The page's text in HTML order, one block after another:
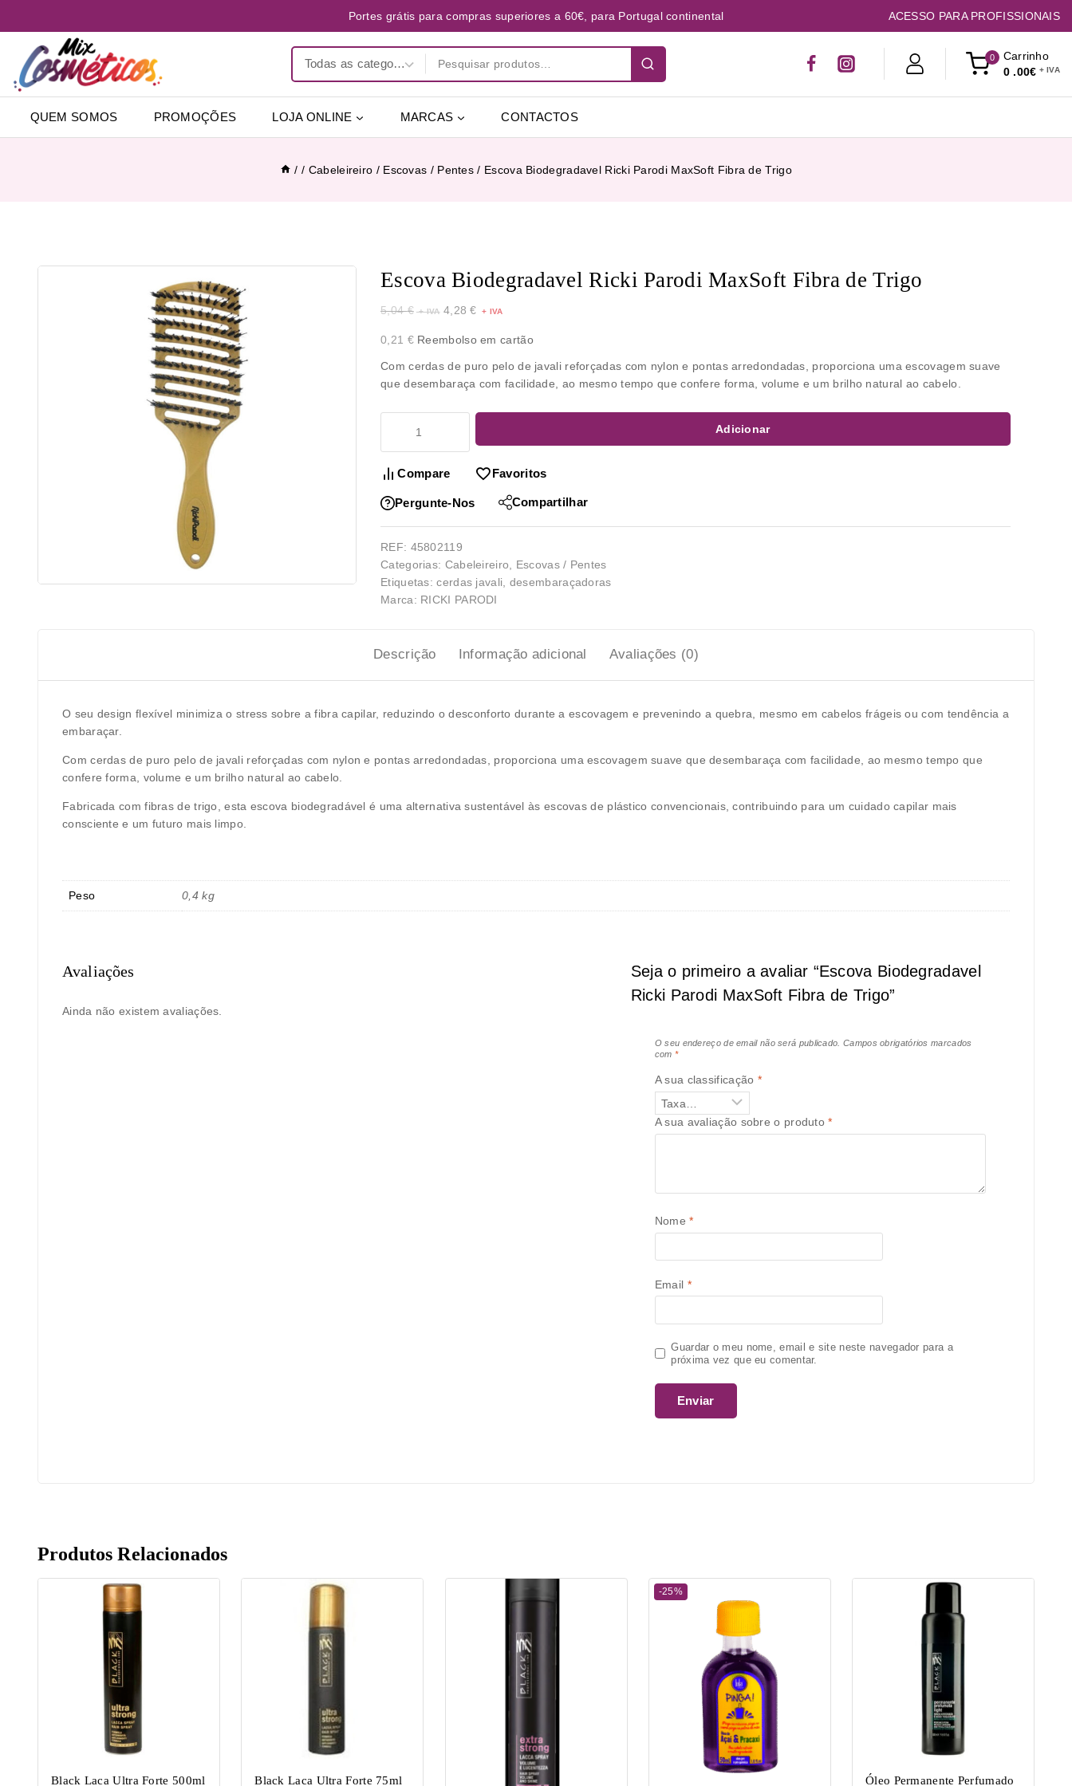
Portes grátis para compras superiores a 60€, para Portugal continental ACESSO PARA PROFISSIONAIS
0
Carrinho
0 .00€
QUEM SOMOS PROMOÇÕES LOJA ONLINE MARCAS CONTACTOS
/ / Cabeleireiro / Escovas / Pentes / Escova Biodegradavel Ricki Parodi MaxSoft Fibra de Trigo
Escova Biodegradavel Ricki Parodi MaxSoft Fibra de Trigo
5,04€ 4,28€
0,21 €Reembolso em cartão
Com cerdas de puro pelo de javali reforçadas com nylon e pontas arredondadas, proporciona uma escovagem suave
que desembaraça com facilidade, ao mesmo tempo que confere forma, volume e um brilho natural ao cabelo.
Adicionar
Compare Favoritos
Pergunte-Nos Compartilhar
REF: 45802119
Categorias: Cabeleireiro
Escovas / Pentes
Etiquetas:cerdas javali
desembaraçadoras
Marca: RICKI PARODI
Descrição Informação adicional Avaliações (0)
O seu design flexível minimiza o stress sobre a fibra capilar, reduzindo o desconforto durante a escovagem e prevenindo a quebra, mesmo em cabelos frágeis ou com tendência a
embaraçar.
Com cerdas de puro pelo de javali reforçadas com nylon e pontas arredondadas, proporciona uma escovagem suave que desembaraça com facilidade, ao mesmo tempo que
confere forma, volume e um brilho natural ao cabelo.
Fabricada com fibras de trigo, esta escova biodegradável é uma alternativa sustentável às escovas de plástico convencionais, contribuindo para um cuidado capilar mais
consciente e um futuro mais limpo.
Peso 0,4 kg
Avaliações
Ainda não existem avaliações.
Seja o primeiro a avaliar “Escova Biodegradavel
Ricki Parodi MaxSoft Fibra de Trigo”
O seu endereço de email não será publicado. Campos obrigatórios marcados
com *
A sua classificação *
A sua avaliação sobre o produto*
Nome*
Email *
Guardar o meu nome, email e site neste navegador para a
próxima vez que eu comentar.
Produtos Relacionados
Black Laca Ultra Forte 500ml
Black Laca Ultra Forte 75ml
-25%
Óleo Permanente Perfumado